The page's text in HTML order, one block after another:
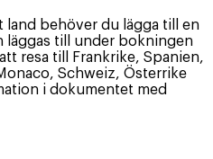
land behöver du lägga till en
läggas till under bokningen
resa till Frankrike, Spanien,
Schweiz, Österrike
i dokumentet med